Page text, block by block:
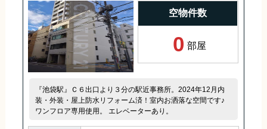
空物件数
0 部屋
『池袋駅』Ｃ６出口より３分の駅近事務所。2024年12月内
装・外装・屋上防水リフォーム済！室内お洒落な空間です♪
ワンフロア専用使用。 エレベーターあり。